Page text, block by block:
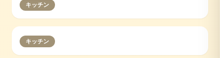
キッチン
キッチン